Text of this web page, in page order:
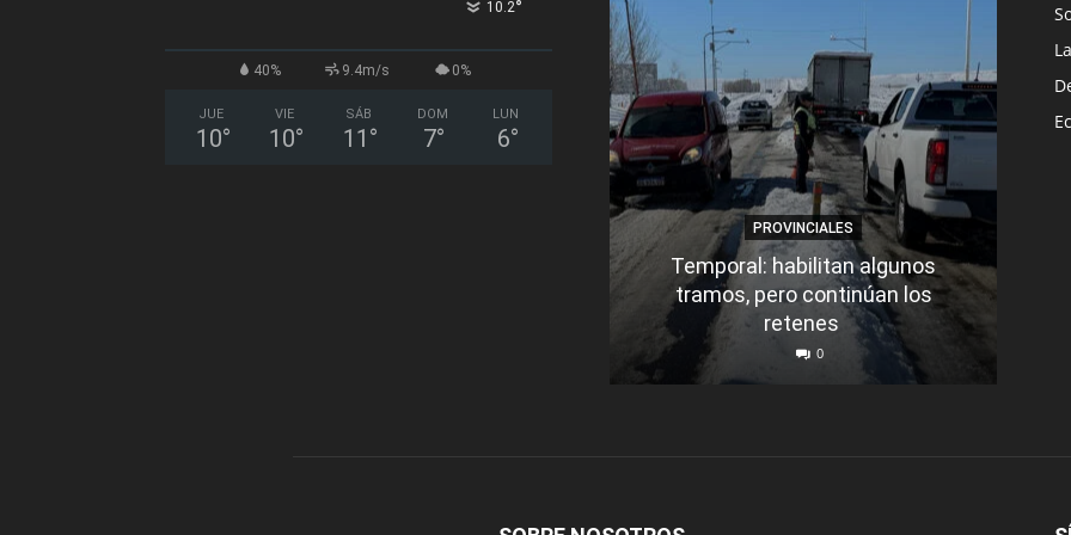
10.2°
40% 9.4m/s 0%
JUE
10°
VIE
10°
SÁB
11 °
DOM
7°
LUN
6°
PROVINCIALES
Temporal: habilitan algunos
tramos, pero continúan los
retenes
0